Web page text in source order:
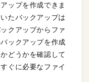
ップを作成できま
たバックアップは
クアップからファ
ックアップを作成
どうかを確認して
ぐに必要なファイ